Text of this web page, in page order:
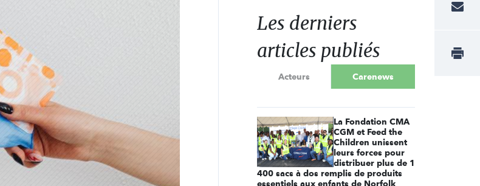
Les derniers
articles publiés
Acteurs Carenews
La Fondation CMA
CGM et Feed the
Children unissent
leurs forces pour
distribuer plus de 1
400 sacs à dos remplis de produits
essentiels aux enfants de Norfolk